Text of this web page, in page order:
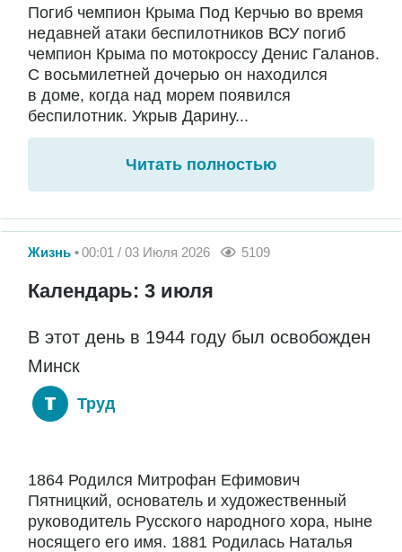
Погиб чемпион Крыма Под Керчью во время
недавней атаки беспилотников ВСУ погиб
чемпион Крыма по мотокроссу Денис Галанов.
С восьмилетней дочерью он находился
в доме, когда над морем появился
беспилотник. Укрыв Дарину...
Читать полностью
Жизнь 00:01 / 03 Июля 2026 5109
Календарь: 3 июля
В этот день в 1944 году был освобожден
Минск
Труд
1864 Родился Митрофан Ефимович
Пятницкий, основатель и художественный
руководитель Русского народного хора, ныне
носящего его имя. 1881 Родилась Наталья